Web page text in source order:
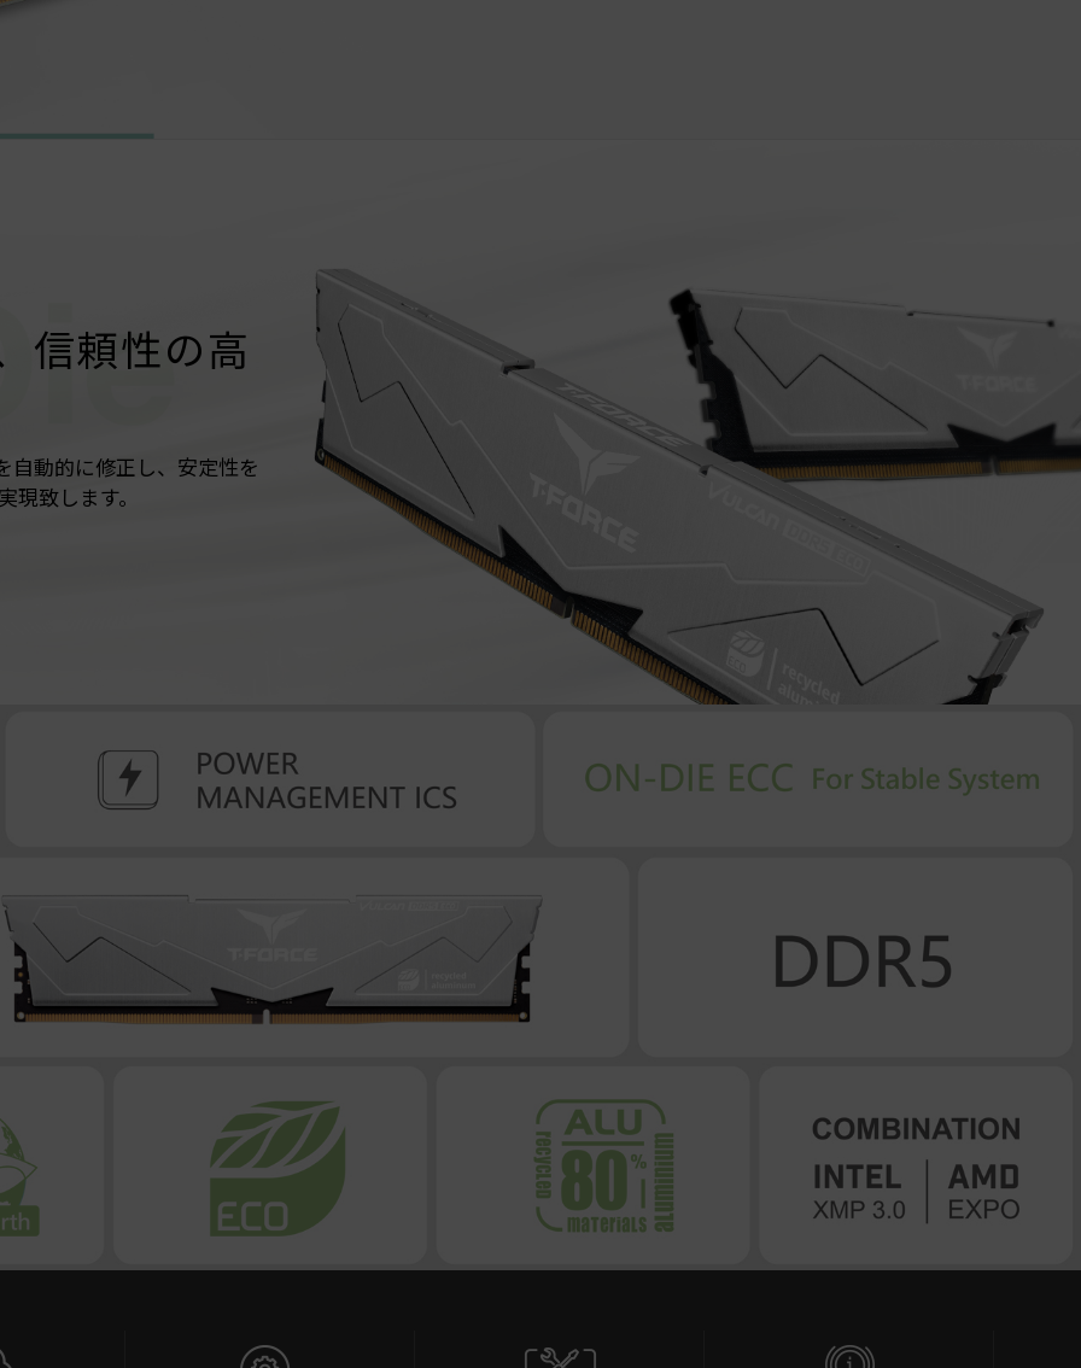
信頼性の高
自動的に修正し、安定性を
致します。